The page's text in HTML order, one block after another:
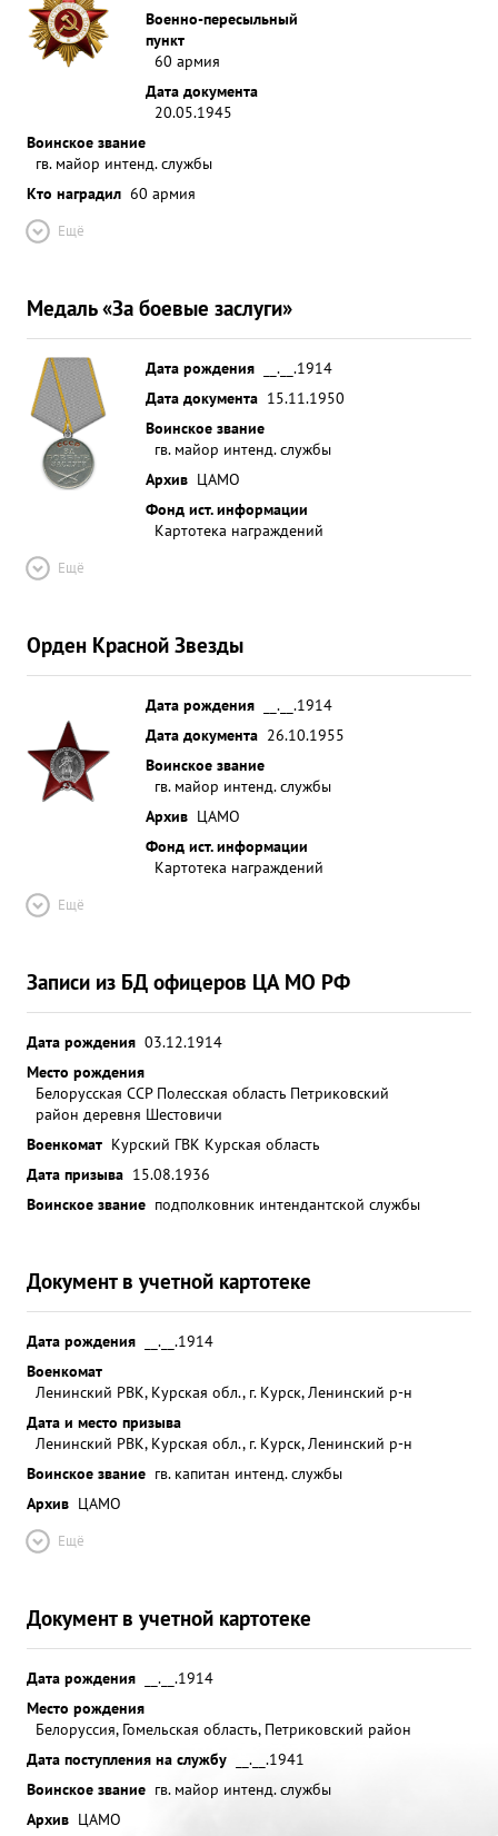
Военно-пересыльный
пункт
60 армия
Дата документа
20.05.1945
Воинское звание
гв. майор интенд. службы
Кто наградил 60 армия
Ещё
Медаль «За боевые заслуги»
Дата рождения
__.__.1914
Дата документа 15.11.1950
Воинское звание
гв. майор интенд. службы
Архив ЦАМО
Фонд ист. информации
Картотека награждений
Ещё
Орден Красной Звезды
Дата рождения
__.__.1914
Дата документа 26.10.1955
Воинское звание
гв. майор интенд. службы
Архив ЦАМО
Фонд ист. информации
Картотека награждений
Ещё
Записи из БД офицеров ЦА МО РФ
Дата рождения 03.12.1914
Место рождения
Белорусская ССР Полесская область Петриковский
район деревня Шестовичи
Военкомат Курский ГВК Курская область
Дата призыва 15.08.1936
Воинское звание подполковник интендантской службы
Документ в учетной картотеке
Дата рождения
__.__.1914
Военкомат
Ленинский РВК, Курская обл., г. Курск, Ленинский р-н
Дата и место призыва
Ленинский РВК, Курская обл., г. Курск, Ленинский р-н
Воинское звание гв. капитан интенд. службы
Архив ЦАМО
Ещё
Документ в учетной картотеке
Дата рождения
__.__.1914
Место рождения
Белоруссия, Гомельская область, Петриковский район
Дата поступления на службу
__.__.1941
Воинское звание гв. майор интенд. службы
Архив ЦАМО